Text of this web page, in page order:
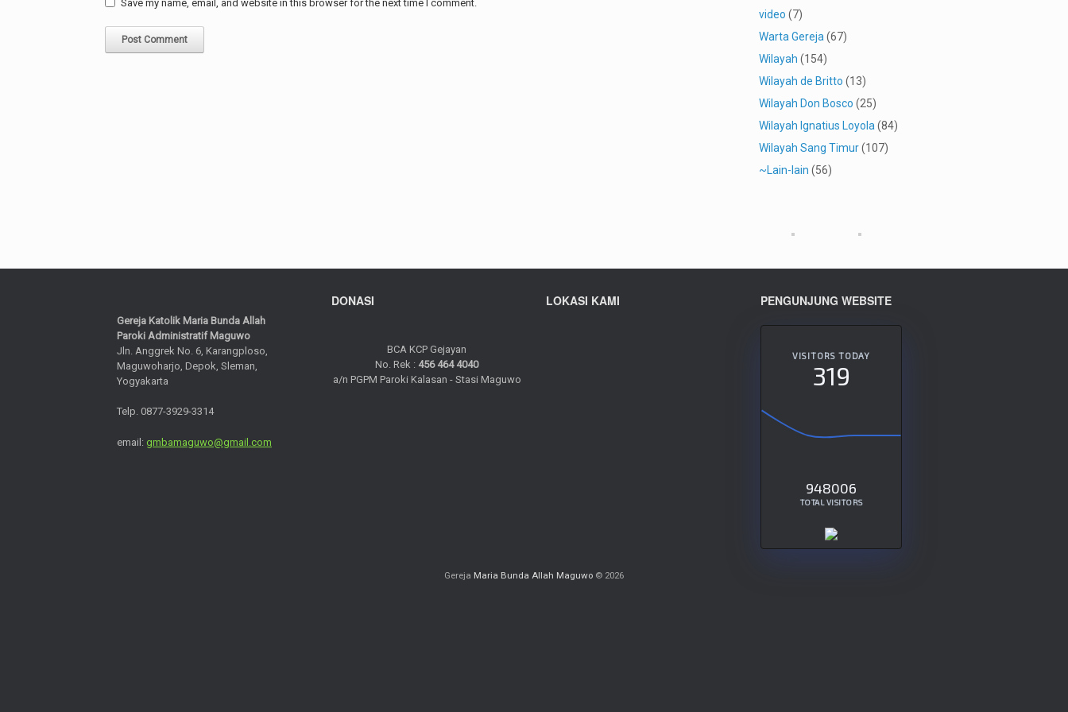
Save my name, email, and website in this browser for the next time I comment.
video (7)
Warta Gereja (67)
Wilayah (154)
Wilayah de Britto (13)
Wilayah Don Bosco (25)
Wilayah Ignatius Loyola (84)
Wilayah Sang Timur(107)
~Lain-lain (56)
Gereja Katolik Maria Bunda Allah
Paroki Administratif Maguwo
Jln. Anggrek No. 6, Karangploso,
Maguwoharjo, Depok, Sleman,
Yogyakarta
Telp. 0877-3929-3314
email: gmbamaguwo@gmail.com
DONASI
BCA KCP Gejayan
No. Rek : 456 464 4040
a/n PGPM Paroki Kalasan - Stasi Maguwo
LOKASI KAMI PENGUNJUNG WEBSITE
VISITORS TODAY
319
948006
TOTAL VISITORS
Gereja Maria Bunda Allah Maguwo © 2026